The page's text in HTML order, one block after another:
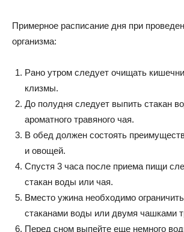
Примерное расписание дня при
организма:
Рано утром следует очищать
клизмы.
До полудня следует выпить стакан
ароматного травяного чая.
В обед должен состоять
и овощей.
Спустя 3 часа после приема пищи
стакан воды или чая.
Вместо ужина необходимо
стаканами воды или двумя чашками
Перед сном выпейте еще немного